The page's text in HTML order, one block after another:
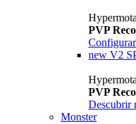
PVP
Configurar
new V2
PVP
Descubrir
Monster